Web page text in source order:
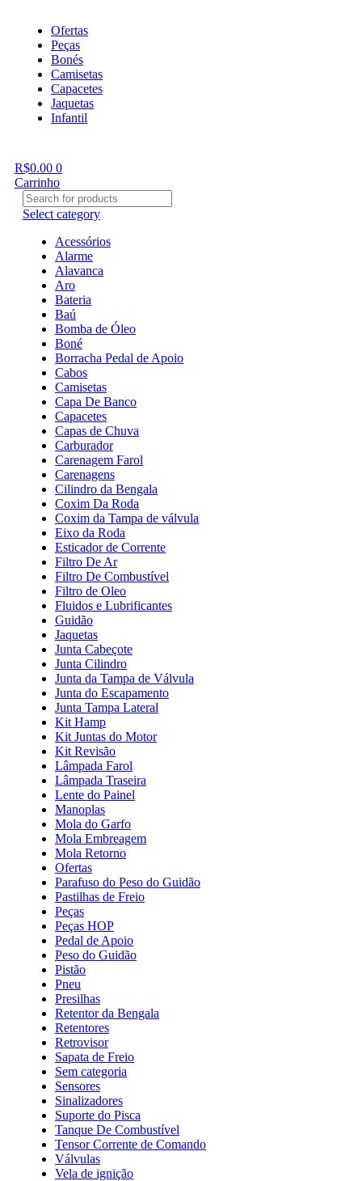
Ofertas
Peças
Bonés
Camisetas
Capacetes
Jaquetas
Infantil
R$0.00 0
Carrinho
Select category
Acessórios
Alarme
Alavanca
Aro
Bateria
Baú
Bomba de Óleo
Boné
Borracha Pedal de Apoio
Cabos
Camisetas
Capa De Banco
Capacetes
Capas de Chuva
Carburador
Carenagem Farol
Carenagens
Cilindro da Bengala
Coxim Da Roda
Coxim da Tampa de válvula
Eixo da Roda
Esticador de Corrente
Filtro De Ar
Filtro De Combustível
Filtro de Oleo
Fluidos e Lubrificantes
Guidão
Jaquetas
Junta Cabeçote
Junta Cilindro
Junta da Tampa de Válvula
Junta do Escapamento
Junta Tampa Lateral
Kit Hamp
Kit Juntas do Motor
Kit Revisão
Lâmpada Farol
Lâmpada Traseira
Lente do Painel
Manoplas
Mola do Garfo
Mola Embreagem
Mola Retorno
Ofertas
Parafuso do Peso do Guidão
Pastilhas de Freio
Peças
Peças HOP
Pedal de Apoio
Peso do Guidão
Pistão
Pneu
Presilhas
Retentor da Bengala
Retentores
Retrovisor
Sapata de Freio
Sem categoria
Sensores
Sinalizadores
Suporte do Pisca
Tanque De Combustível
Tensor Corrente de Comando
Válvulas
Vela de ignição